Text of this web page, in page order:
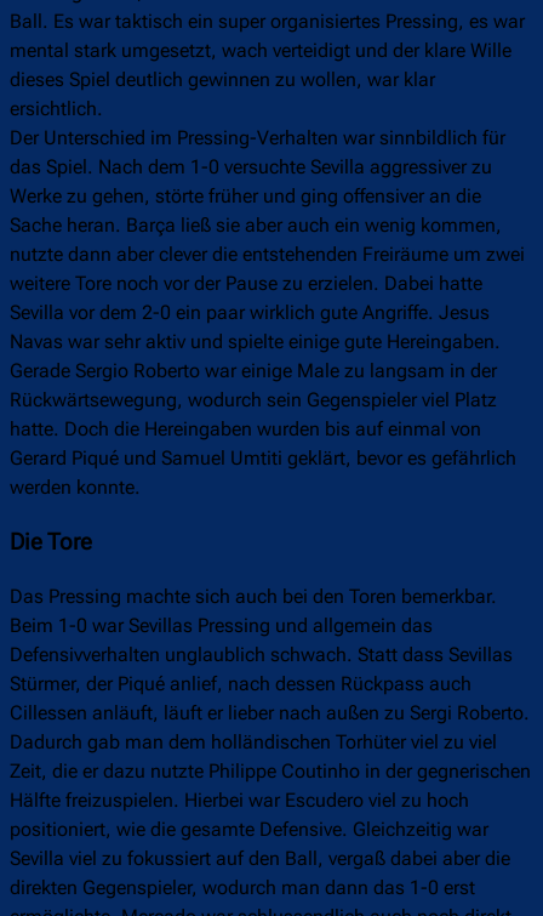
Ball. Es war taktisch ein super organisiertes Pressing, es war
mental stark umgesetzt, wach verteidigt und der klare Wille
dieses Spiel deutlich gewinnen zu wollen, war klar
ersichtlich.
Der Unterschied im Pressing-Verhalten war sinnbildlich für
das Spiel. Nach dem 1-0 versuchte Sevilla aggressiver zu
Werke zu gehen, störte früher und ging offensiver an die
Sache heran. Barça ließ sie aber auch ein wenig kommen,
nutzte dann aber clever die entstehenden Freiräume um zwei
weitere Tore noch vor der Pause zu erzielen. Dabei hatte
Sevilla vor dem 2-0 ein paar wirklich gute Angriffe. Jesus
Navas war sehr aktiv und spielte einige gute Hereingaben.
Gerade Sergio Roberto war einige Male zu langsam in der
Rückwärtsewegung, wodurch sein Gegenspieler viel Platz
hatte. Doch die Hereingaben wurden bis auf einmal von
Gerard Piqué und Samuel Umtiti geklärt, bevor es gefährlich
werden konnte.
Die Tore
Das Pressing machte sich auch bei den Toren bemerkbar.
Beim 1-0 war Sevillas Pressing und allgemein das
Defensivverhalten unglaublich schwach. Statt dass Sevillas
Stürmer, der Piqué anlief, nach dessen Rückpass auch
Cillessen anläuft, läuft er lieber nach außen zu Sergi Roberto.
Dadurch gab man dem holländischen Torhüter viel zu viel
Zeit, die er dazu nutzte Philippe Coutinho in der gegnerischen
Hälfte freizuspielen. Hierbei war Escudero viel zu hoch
positioniert, wie die gesamte Defensive. Gleichzeitig war
Sevilla viel zu fokussiert auf den Ball, vergaß dabei aber die
direkten Gegenspieler, wodurch man dann das 1-0 erst